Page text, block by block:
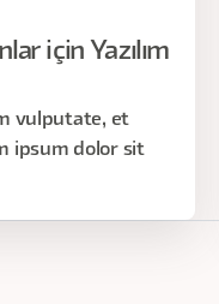
için Yazılım
vulputate, et
ipsum dolor sit